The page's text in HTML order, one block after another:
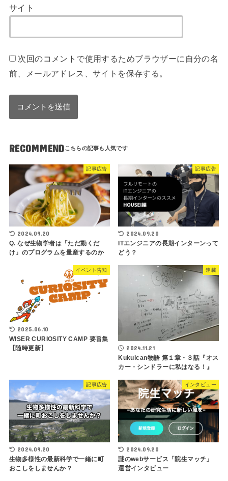
サイト
次回のコメントで使用するためブラウザーに自分の名
前、メールアドレス、サイトを保存する。
RECOMMEND
記事広告
2024.09.20
Q. なぜ生物学者は「ただ動くだ
け」のプログラムを量産するのか
記事広告
2024.09.20
ITエンジニアの長期インターンって
どう？
イベント告知
2025.06.10
WISER CURIOSITY CAMP 要旨集
【随時更新】
連載
2024.11.21
Kukulcan物語 第１章・３話『オス
カー・シンドラーに私はなる！』
記事広告
2024.09.20
生物多様性の最新科学で一緒に町
おこしをしませんか？
インタビュー
2024.09.20
謎のwebサービス「院生マッチ」
運営インタビュー